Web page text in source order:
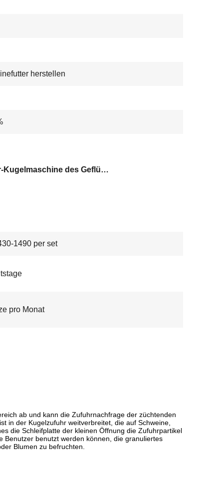
herstellen
Zufuhr-Kugelmaschine des Geflügels 300Kg/H
1490 per set
pro Monat
ab und kann die Zufuhrnachfrage der züchtenden
in der Kugelzufuhr weitverbreitet, die auf Schweine,
die Schleifplatte der kleinen Öffnung die Zufuhrpartikel
Benutzer benutzt werden können, die granuliertes
Blumen zu befruchten.